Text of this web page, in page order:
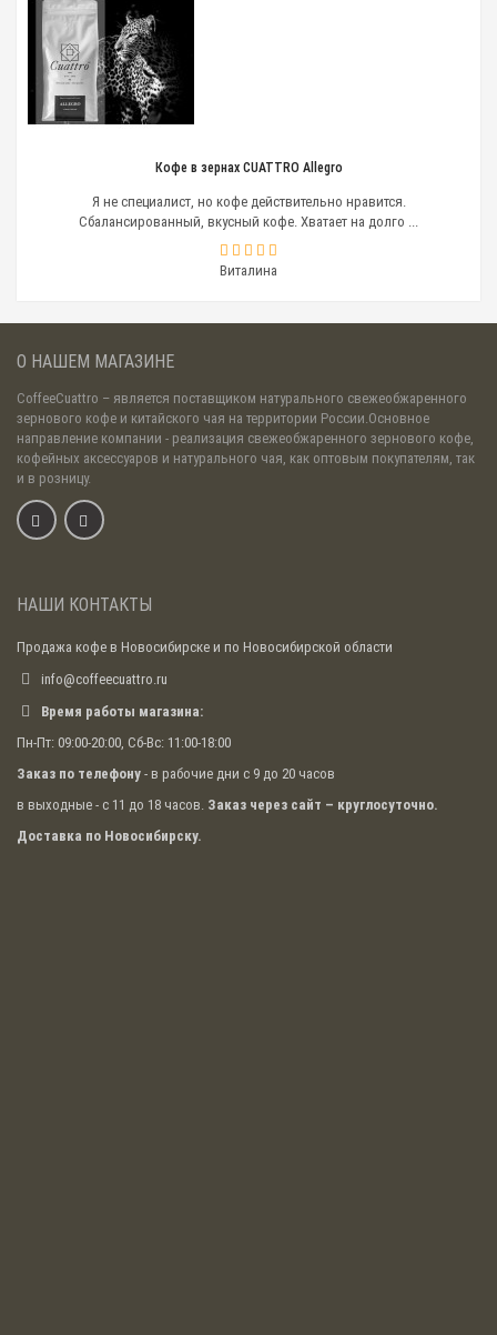
Кофе в зернах CUATTRO Allegro
Я не специалист, но кофе действительно нравится.
Сбалансированный, вкусный кофе. Хватает на долго ...
Виталина
О НАШЕМ МАГАЗИНЕ
CoffeeCuattro – является поставщиком натурального свежеобжаренного
зернового кофе и китайского чая на территории России.Основное
направление компании - реализация свежеобжаренного зернового кофе,
кофейных аксессуаров и натурального чая, как оптовым покупателям, так
и в розницу.
НАШИ КОНТАКТЫ
Продажа кофе в Новосибирске и по Новосибирской области
info@coffeecuattro.ru
Время работы магазина:
Пн-Пт: 09:00-20:00, Сб-Вс: 11:00-18:00
Заказ по телефону - в рабочие дни с 9 до 20 часов
в выходные - с 11 до 18 часов. Заказ через сайт – круглосуточно.
Доставка по Новосибирску.